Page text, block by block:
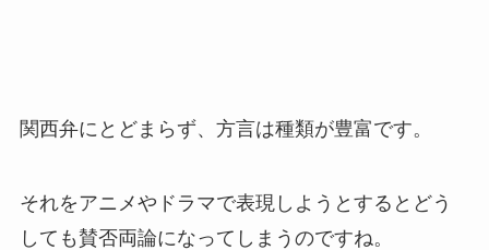
関西弁にとどまらず、方言は種類が豊富です。
それをアニメやドラマで表現しようとするとどう
しても賛否両論になってしまうのですね。